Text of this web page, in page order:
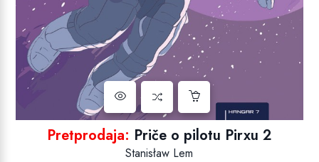
Pretprodaja: Priče o pilotu Pirxu 2
Stanisław Lem